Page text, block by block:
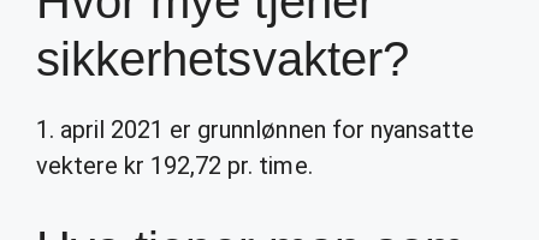
sikkerhetsvakter?
1. april 2021 er grunnlønnen for nyansatte
vektere kr 192,72 pr. time.